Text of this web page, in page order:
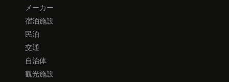
メーカー
宿泊施設
民泊
交通
自治体
観光施設